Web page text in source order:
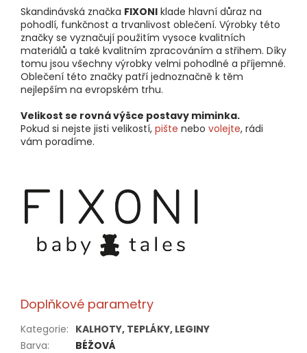
Skandinávská značka FIXONI klade hlavní důraz na
pohodlí, funkčnost a trvanlivost oblečení. Výrobky této
značky se vyznačují použitím vysoce kvalitních
materiálů a také kvalitním zpracováním a střihem. Díky
tomu jsou všechny výrobky velmi pohodlné a příjemné.
Oblečení této značky patří jednoznačně k těm
nejlepším na evropském trhu.
Velikost se rovná výšce postavy miminka.
Pokud si nejste jisti velikostí, pište nebo volejte, rádi
vám poradíme.
Doplňkové parametry
Kategorie: KALHOTY, TEPLÁKY, LEGINY
Barva:
BÉŽOVÁ